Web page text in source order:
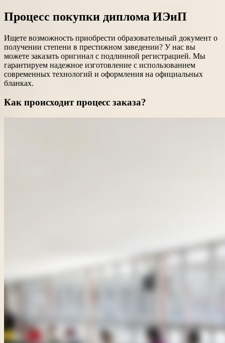
Процесс покупки диплома ИЭиП
Ищете возможность приобрести образовательный документ о
получении степени в престижном заведении? У нас вы
можете заказать оригинал с подлинной регистрацией. Мы
гарантируем надежное изготовление с использованием
современных технологий и оформления на официальных
бланках.
Как происходит процесс заказа?